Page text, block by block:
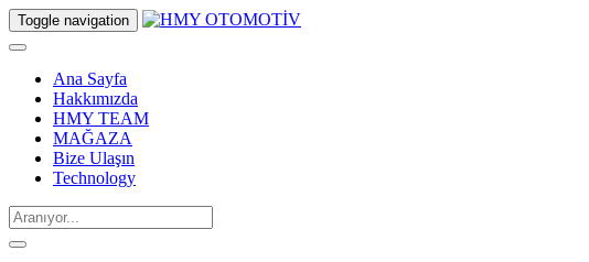
Toggle navigation
Ana Sayfa
Hakkımızda
HMY TEAM
MAĞAZA
Bize Ulaşın
Technology